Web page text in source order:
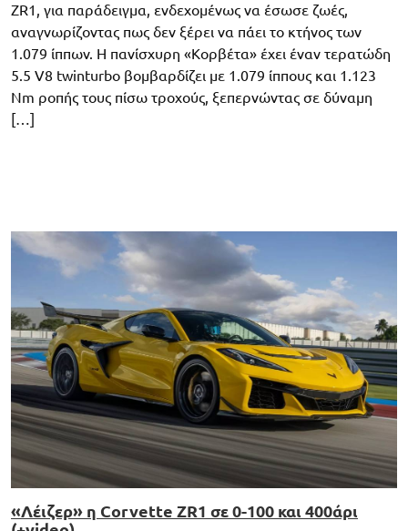
ZR1, για παράδειγμα, ενδεχομένως να έσωσε ζωές,
αναγνωρίζοντας πως δεν ξέρει να πάει το κτήνος των
1.079 ίππων. Η πανίσχυρη «Κορβέτα» έχει έναν τερατώδη
5.5 V8 twinturbo βομβαρδίζει με 1.079 ίππους και 1.123
Nm ροπής τους πίσω τροχούς, ξεπερνώντας σε δύναμη
[…]
«Λέιζερ» η Corvette ZR1 σε 0-100 και 400άρι